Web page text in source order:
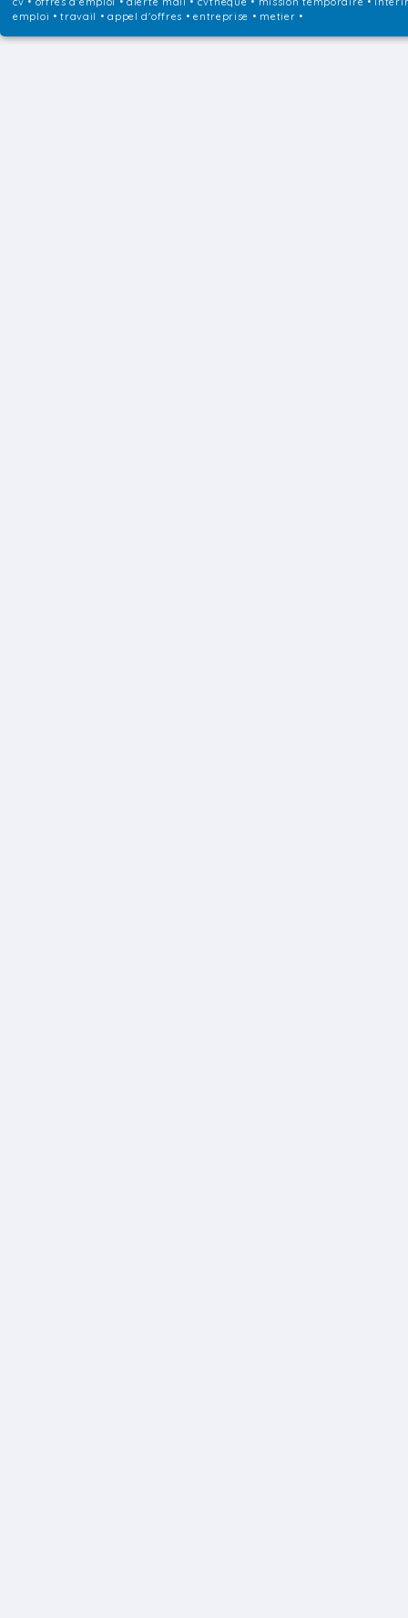
emploi • travail • appel d'offres • entreprise • metier •